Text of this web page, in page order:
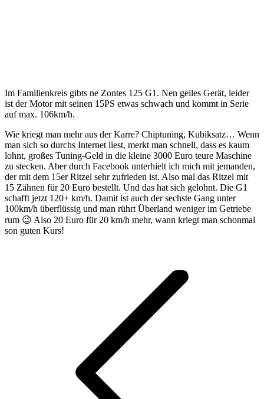
Im Familienkreis gibts ne Zontes 125 G1. Nen geiles Gerät, leider
ist der Motor mit seinen 15PS etwas schwach und kommt in Serie
auf max. 106km/h.
Wie kriegt man mehr aus der Karre? Chiptuning, Kubiksatz… Wenn
man sich so durchs Internet liest, merkt man schnell, dass es kaum
lohnt, großes Tuning-Geld in die kleine 3000 Euro teure Maschine
zu stecken. Aber durch Facebook unterhielt ich mich mit jemanden,
der mit dem 15er Ritzel sehr zufrieden ist. Also mal das Ritzel mit
15 Zähnen für 20 Euro bestellt. Und das hat sich gelohnt. Die G1
schafft jetzt 120+ km/h. Damit ist auch der sechste Gang unter
100km/h überflüssig und man rührt Überland weniger im Getriebe
rum 😉 Also 20 Euro für 20 km/h mehr, wann kriegt man schonmal
son guten Kurs!